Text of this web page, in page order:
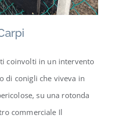
coinvolti in un intervento
di conigli che viveva in
su una rotonda
commerciale Il